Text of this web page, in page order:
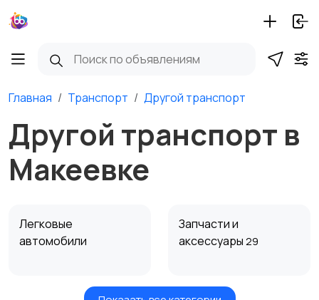
Главная Транспорт Другой транспорт
Другой транспорт в
Макеевке
Легковые
автомобили
Запчасти и
аксессуары 29